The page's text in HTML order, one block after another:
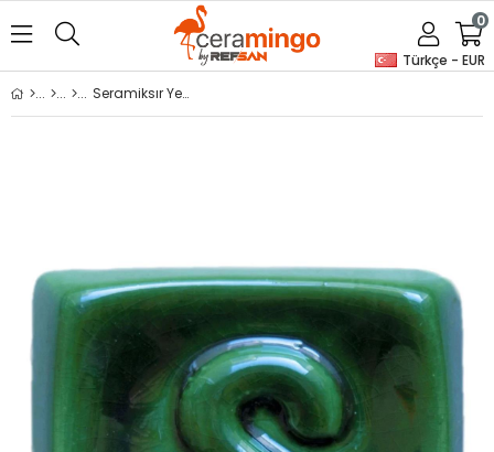
Türkçe - EUR
0
Seramiksır Yeşil 175 Gr S 1008